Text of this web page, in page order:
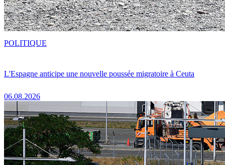
L'Espagne anticipe une nouvelle poussée migratoire à Ceuta
06.08.2026
POLITIQUE